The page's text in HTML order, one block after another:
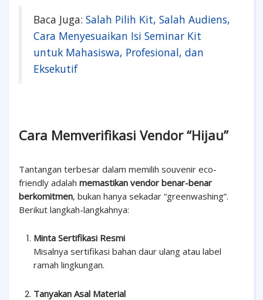
Baca Juga: Salah Pilih Kit, Salah Audiens,
Cara Menyesuaikan Isi Seminar Kit
untuk Mahasiswa, Profesional, dan
Eksekutif
Cara Memverifikasi Vendor “Hijau”
Tantangan terbesar dalam memilih souvenir eco-
friendly adalah memastikan vendor benar-benar
berkomitmen, bukan hanya sekadar “greenwashing”.
Berikut langkah-langkahnya:
Minta Sertifikasi Resmi
Misalnya sertifikasi bahan daur ulang atau label
ramah lingkungan.
Tanyakan Asal Material